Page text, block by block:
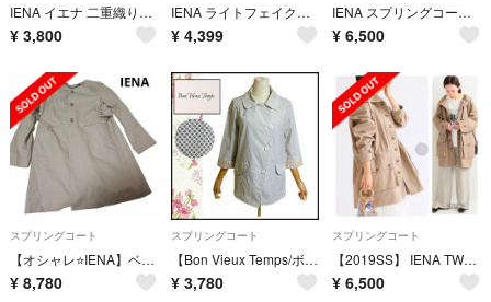
IENA イエナ 二重織りシャルムフードコクーンコート 34 フード取り外し可能
¥ 3,800
IENA ライトフェイクレザー ステンカラーコート
¥ 4,399
IENA スプリングコート 38
¥ 6,500
スプリングコート
【オシャレ⭐IENA】ベージュ ノーカラーコート ライナー付き ストライプ
¥ 8,780
スプリングコート
【Bon Vieux Temps/ボン・ヴュー・タン】防水加工ハーフコート 綿
¥ 3,780
スプリングコート
【2019SS】 IENA TWW*IENA 別注 BROCKLEY
¥ 6,500